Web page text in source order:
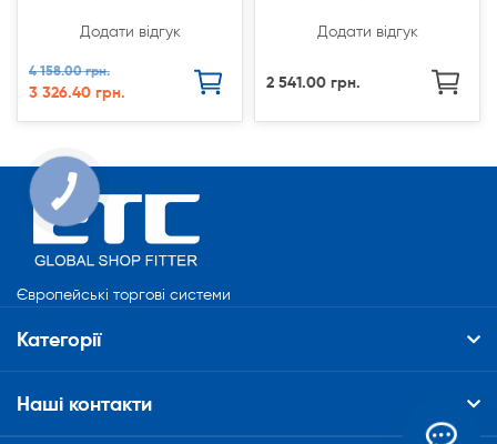
Додати відгук
4 158.00 грн.
3 326.40 грн.
Додати відгук
2 541.00 грн.
Європейські торгові системи
Категорії
Наші контакти